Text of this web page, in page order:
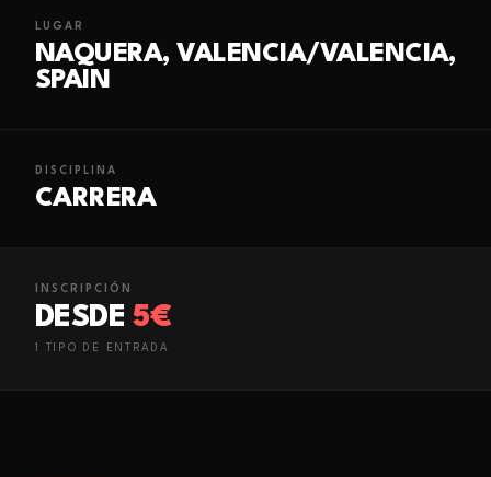
LUGAR
NAQUERA, VALENCIA/VALENCIA,
SPAIN
DISCIPLINA
CARRERA
INSCRIPCIÓN
DESDE 5€
1 TIPO DE ENTRADA